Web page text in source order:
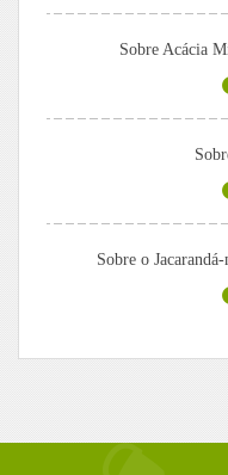
Sobre Acácia
Sobre o